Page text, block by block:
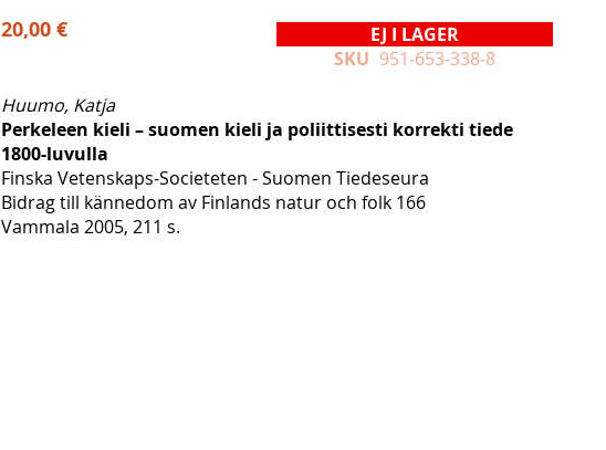
20,00 €
EJ I LAGER
SKU 951-653-338-8
Huumo, Katja
Perkeleen kieli – suomen kieli ja poliittisesti korrekti tiede
1800-luvulla
Finska Vetenskaps-Societeten - Suomen Tiedeseura
Bidrag till kännedom av Finlands natur och folk 166
Vammala 2005, 211 s.